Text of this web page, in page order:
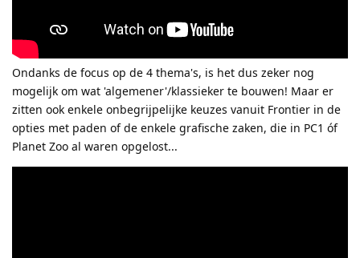
Ondanks de focus op de 4 thema's, is het dus zeker nog
mogelijk om wat 'algemener'/klassieker te bouwen! Maar er
zitten ook enkele onbegrijpelijke keuzes vanuit Frontier in de
opties met paden of de enkele grafische zaken, die in PC1 óf
Planet Zoo al waren opgelost...